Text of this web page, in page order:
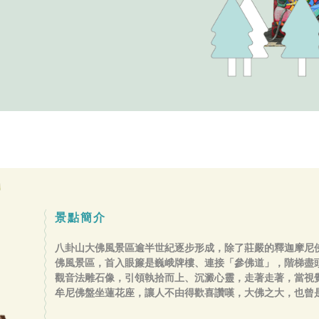
景點簡介
八卦山大佛風景區逾半世紀逐步形成，除了莊嚴的釋迦摩
佛風景區，首入眼簾是巍峨牌樓、連接「參佛道」，階梯
觀音法雕石像，引領執拾而上、沉澱心靈，走著走著，當
牟尼佛盤坐蓮花座，讓人不由得歡喜讚嘆，大佛之大，也曾